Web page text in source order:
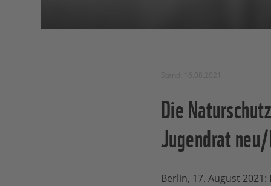
Die
Jugendrat
Berlin, 17. August